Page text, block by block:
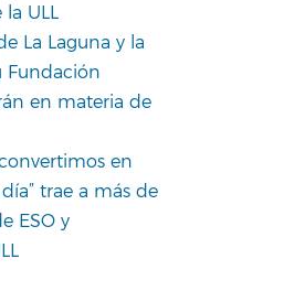
ULL
La Laguna y la
Fundación
en materia de
en
trae a más de
ESO y